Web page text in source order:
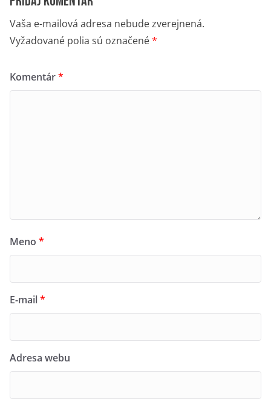
Vaša e-mailová adresa nebude zverejnená.
Vyžadované polia sú označené*
Komentár*
Meno *
E-mail*
Adresa webu